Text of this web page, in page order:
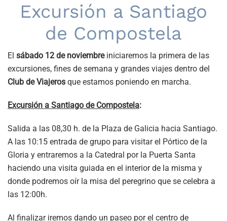
Excursión a Santiago
de Compostela
El sábado 12 de noviembreiniciaremos la primera de las
excursiones, fines de semana y grandes viajes dentro del
Club de Viajeros que estamos poniendo en marcha.
Excursión a Santiago de Compostela:
Salida a las 08,30 h. de la Plaza de Galicia hacia Santiago.
A las 10:15 entrada de grupo para visitar el Pórtico de la
Gloria y entraremos a la Catedral por la Puerta Santa
haciendo una visita guiada en el interior de la misma y
donde podremos oír la misa del peregrino que se celebra a
las 12:00h.
Al finalizar iremos dando un paseo por el centro de